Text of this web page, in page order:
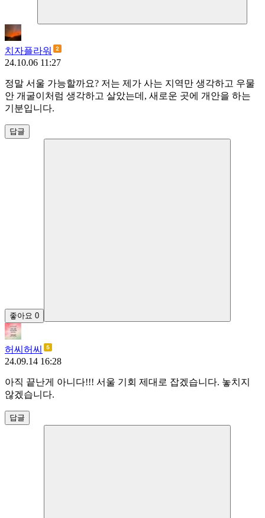
치자플라워
24.10.06 11:27
정말 서울 가능할까요? 저는 제가 사는 지역만 생각하고 우물
안 개굴이처럼 생각하고 살았는데, 새로운 곳에 개안을 하는
기분입니다.
답글
좋아요 0
허씨허씨
24.09.14 16:28
아직 끝난게 아니다!!! 서울 기회 제대로 잡겠습니다. 놓치지
않겠습니다.
답글